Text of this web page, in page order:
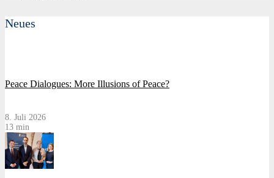
Neues
Peace Dialogues: More Illusions of Peace?
8. Juli 2026
13 min